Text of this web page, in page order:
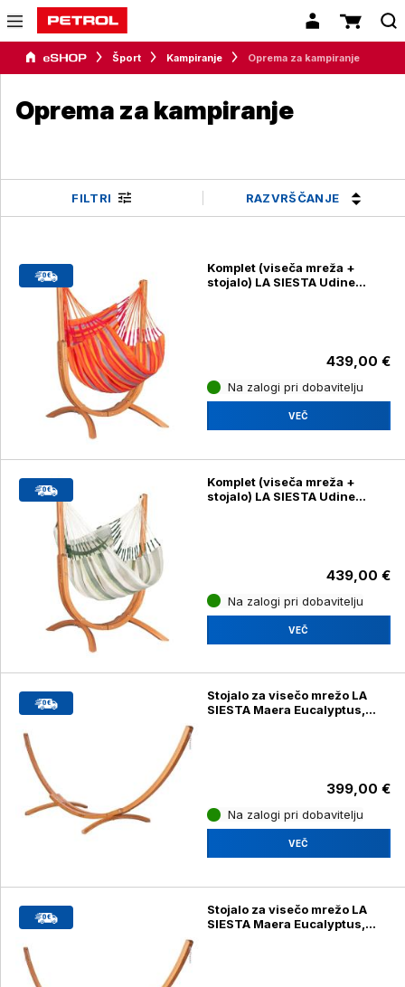
Šport Kampiranje Oprema za kampiranje
Oprema za kampiranje
FILTRI RAZVRŠČANJE
Komplet (viseča mreža +
stojalo) LA SIESTA Udine
439,00 €
Na zalogi pri dobavitelju
VEČ
Komplet (viseča mreža +
stojalo) LA SIESTA Udine
439,00 €
Na zalogi pri dobavitelju
VEČ
Stojalo za visečo mrežo LA
SIESTA Maera Eucalyptus,
399,00 €
Na zalogi pri dobavitelju
VEČ
Stojalo za visečo mrežo LA
SIESTA Maera Eucalyptus,